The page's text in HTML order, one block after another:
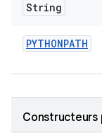
String
PYTHONPATH
Constructeurs